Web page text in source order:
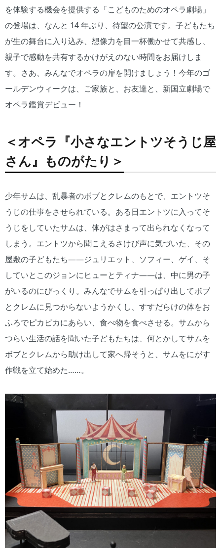
を体験する機会を提供する「こどものためのオペラ劇場」
の登場は、なんと 14 年ぶり、待望の公演です。子どもたち
が生の舞台に入り込み、想像力を目一杯働かせて共感し、
親子で感動を共有するかけがえのない時間をお届けしま
す。さあ、みんなでオペラの扉を開けましょう！今年のゴ
ールデンウィークは、ご家族と、お友達と、新国立劇場で
オペラ鑑賞デビュー！
＜オペラ『小さなエントツそうじ屋
さん』ものがたり＞
少年サムは、乱暴者のボブとクレムのもとで、エントツそ
うじの仕事をさせられている。ある日エントツに入ってそ
うじをしていたサムは、体がはさまって出られなくなって
しまう。エントツから聞こえるさけび声に気づいた、その
屋敷の子どもたち――ジュリエット、ソフィー、ゲイ、そ
していとこのジョンにヒューとティナ――は、中に男の子
がいるのにびっくり。みんなでサムを引っぱり出してボブ
とクレムに見つからないようかくし、すすだらけの体をお
ふろでピカピカにあらい、食べ物を食べさせる。サムから
つらい生活の話を聞いた子どもたちは、何とかしてサムを
ボブとクレムから助け出して家へ帰そうと、サムをにがす
作戦を立て始めた……。